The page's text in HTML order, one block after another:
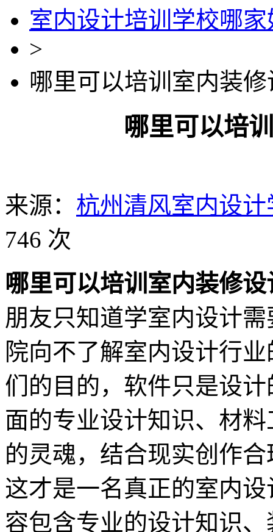
室内设计培训学校哪家
>
哪里可以培训室内装
哪里可以培
来源： 杭州清风室内设计
746 次
哪里可以培训室内装修设
朋友只知道学室内设计
院向不了解室内设计行
们的目的，软件只是设
面的专业设计知识、材
的灵魂，结合现实创作
这才是一名真正的室内
容包含专业的设计知识